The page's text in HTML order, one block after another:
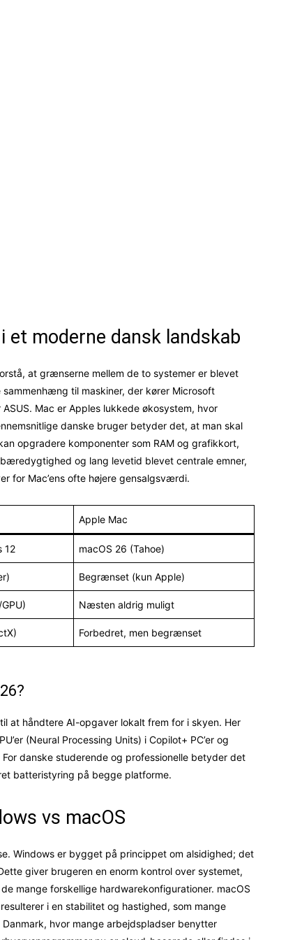
et moderne dansk landskab
at grænserne mellem de to systemer er blevet
sammenhæng til maskiner, der kører Microsoft
Mac er Apples lukkede økosystem, hvor
danske bruger betyder det, at man skal
opgradere komponenter som RAM og grafikkort,
og lang levetid blevet centrale emner,
for Mac’ens ofte højere gensalgsværdi.
Apple Mac
12 macOS 26 (Tahoe)
Begrænset (kun Apple)
Næsten aldrig muligt
Forbedret, men begrænset
at håndtere AI-opgaver lokalt frem for i skyen. Her
(Neural Processing Units) i Copilot+ PC’er og
danske studerende og professionelle betyder det
batteristyring på begge platforme.
vs macOS
Windows er bygget på princippet om alsidighed; det
giver brugeren en enorm kontrol over systemet,
mange forskellige hardwarekonfigurationer. macOS
i en stabilitet og hastighed, som mange
hvor mange arbejdspladser benytter